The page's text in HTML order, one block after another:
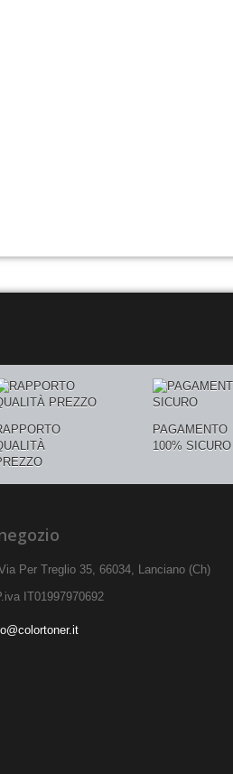
PAGAMENTO
100% SICURO
Per Treglio 35, 66034, Lanciano (Ch)
IT01997970692